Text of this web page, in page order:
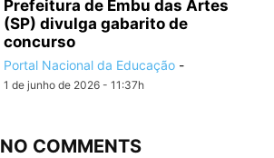
Prefeitura de Embu das Artes
(SP) divulga gabarito de
concurso
Portal Nacional da Educação -
1 de junho de 2026 - 11:37h
NO COMMENTS